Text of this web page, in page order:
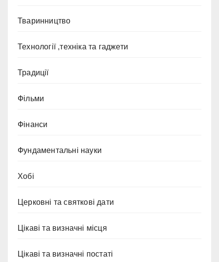
Тваринництво
Технології ,техніка та гаджети
Традиції
Фільми
Фінанси
Фундаментальні науки
Хобі
Церковні та святкові дати
Цікаві та визначні місця
Цікаві та визначні постаті